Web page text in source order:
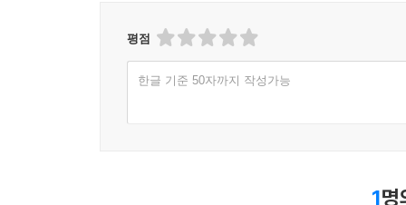
애덤 스미스, 현대 자본주의의 열쇠
사회를 보지 못했기 때문이다. 하지만 인간 본
평점
한글 기준 50자까지 작성가능
1명